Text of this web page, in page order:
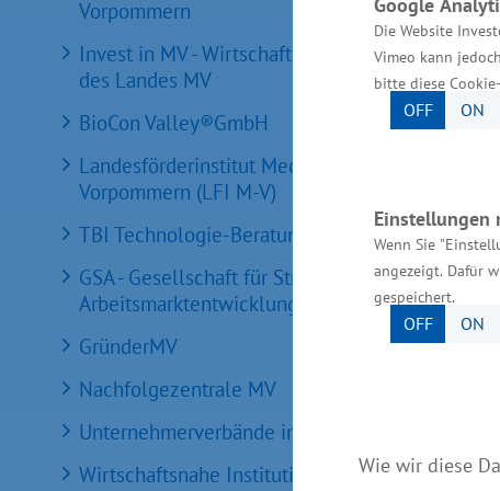
Die Website
Vimeo kann
bitte diese
OFF ON
Einstellungen
Wenn Sie
angezeigt. Dafür
gespeichert.
OFF ON
Wie wir diese
Vorpommern
Invest in MV - Wirtschaftsfördergesellschaft
des Landes MV
BioCon Valley®GmbH
Landesförderinstitut Mecklenburg-
Vorpommern (LFI M-V)
TBI Technologie-Beratungs-Institut GmbH
GSA - Gesellschaft für Struktur &
Arbeitsmarktentwicklung mbH
GründerMV
Nachfolgezentrale MV
Unternehmerverbände in MV
Wirtschaftsnahe Institutionen und Kammern